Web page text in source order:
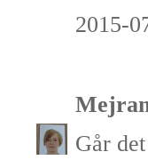
2015-
Går